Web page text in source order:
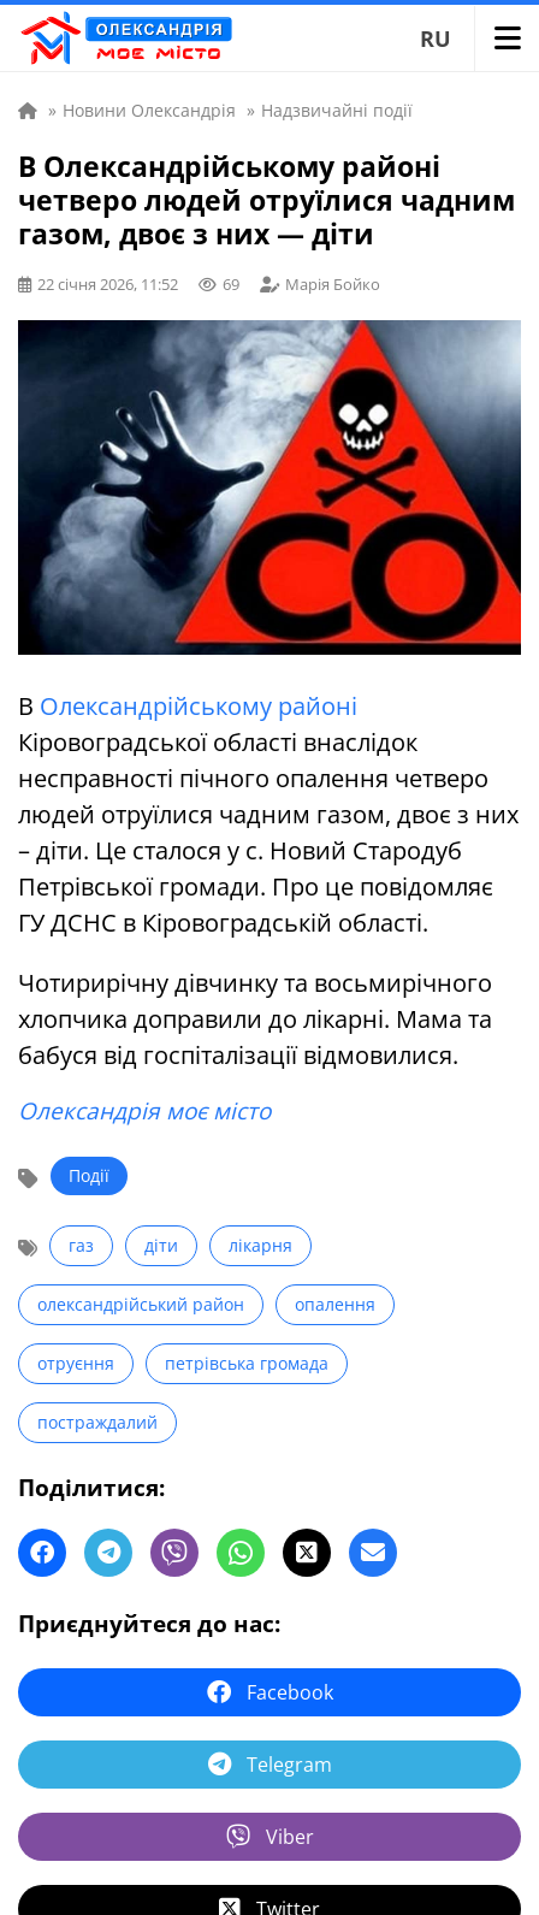
RU
» Новини Олександрія » Надзвичайні події
В Олександрійському районі
четверо людей отруїлися чадним
газом, двоє з них — діти
22 січня 2026, 11:52 69 Марія Бойко
В Олександрійському районі
Кіровоградської області внаслідок
несправності пічного опалення четверо
людей отруїлися чадним газом, двоє з них
– діти. Це сталося у с. Новий Стародуб
Петрівської громади. Про це повідомляє
ГУ ДСНС в Кіровоградській області.
Чотирирічну дівчинку та восьмирічного
хлопчика доправили до лікарні. Мама та
бабуся від госпіталізації відмовилися.
Олександрія моє місто
Події
газ діти лікарня
олександрійський район опалення
отруєння петрівська громада
постраждалий
Поділитися:
Приєднуйтеся до нас:
Facebook
Telegram
Viber
Twitter